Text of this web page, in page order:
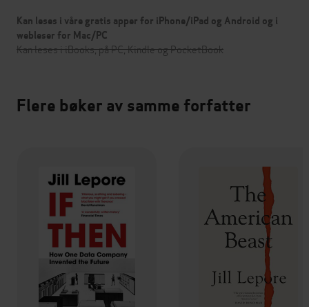
Kan leses i våre gratis apper for iPhone/iPad og Android og i
webleser for Mac/PC
Kan leses i iBooks, på PC, Kindle og PocketBook
Flere bøker av samme forfatter